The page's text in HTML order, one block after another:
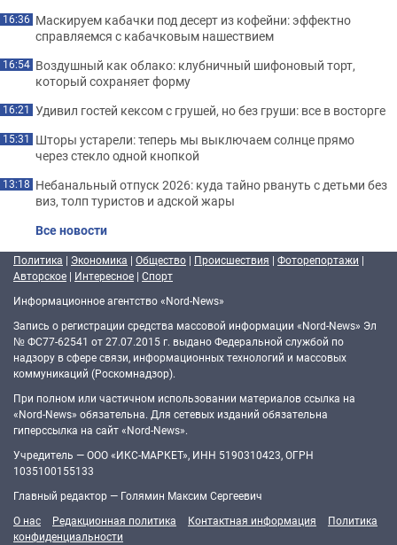
16:36 Маскируем кабачки под десерт из кофейни: эффектно
справляемся с кабачковым нашествием
16:54 Воздушный как облако: клубничный шифоновый торт,
который сохраняет форму
16:21 Удивил гостей кексом с грушей, но без груши: все в восторге
15:31 Шторы устарели: теперь мы выключаем солнце прямо
через стекло одной кнопкой
13:18 Небанальный отпуск 2026: куда тайно рвануть с детьми без
виз, толп туристов и адской жары
Все новости
Политика | Экономика | Общество | Происшествия | Фоторепортажи |
Авторское | Интересное | Спорт
Информационное агентство «Nord-News»
Запись о регистрации средства массовой информации «Nord-News» Эл
№ ФС77-62541 от 27.07.2015 г. выдано Федеральной службой по
надзору в сфере связи, информационных технологий и массовых
коммуникаций (Роскомнадзор).
При полном или частичном использовании материалов ссылка на
«Nord-News» обязательна. Для сетевых изданий обязательна
гиперссылка на сайт «Nord-News».
Учредитель — ООО «ИКС-МАРКЕТ», ИНН 5190310423, ОГРН
1035100155133
Главный редактор — Голямин Максим Сергеевич
О нас
Редакционная политика Контактная информация
Политика
конфиденциальности